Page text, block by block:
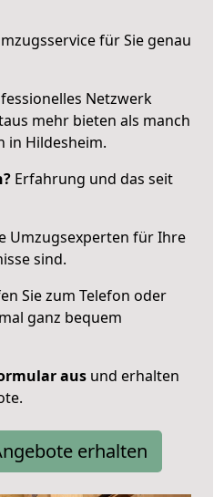
für Sie genau
Netzwerk
mehr bieten als manch
in Hildesheim.
Erfahrung und das seit
Umzugsexperten für Ihre
sind.
Sie zum Telefon oder
ganz bequem
aus und erhalten
erhalten